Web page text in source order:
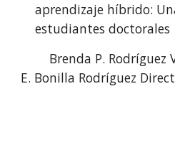
aprendizaje híbrido:
estudiantes doctorales
Brenda P.
E. Bonilla Rodríguez